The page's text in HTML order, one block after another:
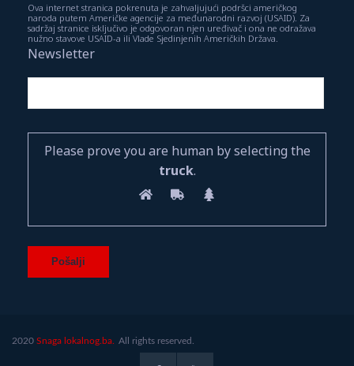
Ova internet stranica pokrenuta je zahvaljujući podršci američkog
naroda putem Američke agencije za međunarodni razvoj (USAID). Za
sadržaj stranice isključivo je odgovoran njen uređivač i ona ne odražava
nužno stavove USAID-a ili Vlade Sjedinjenih Američkih Država.
Newsletter
Please prove you are human by selecting the
truck.
2020 Snaga lokalnog.ba. All rights reserved.